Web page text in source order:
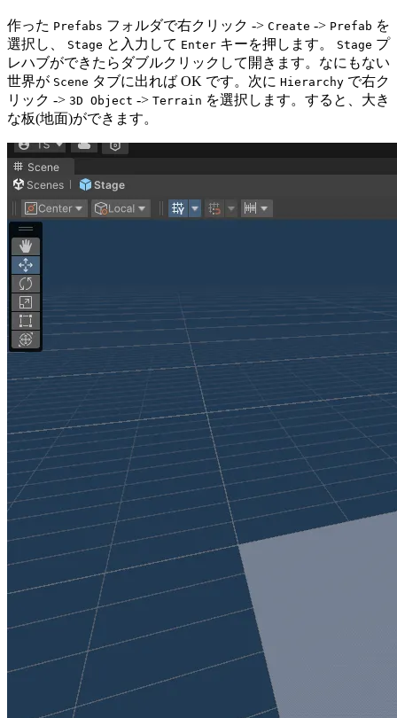
作った Prefabs フォルダで右クリック -> Create -> Prefab を
選択し、
Stage と入力して Enter キーを押します。 Stage プ
レハブができたらダブルクリックして開きます。なにもない
世界が Scene タブに出れば OK です。次に Hierarchy で右ク
リック -> 3D Object -> Terrain を選択します。すると、大き
な板(地面)ができます。